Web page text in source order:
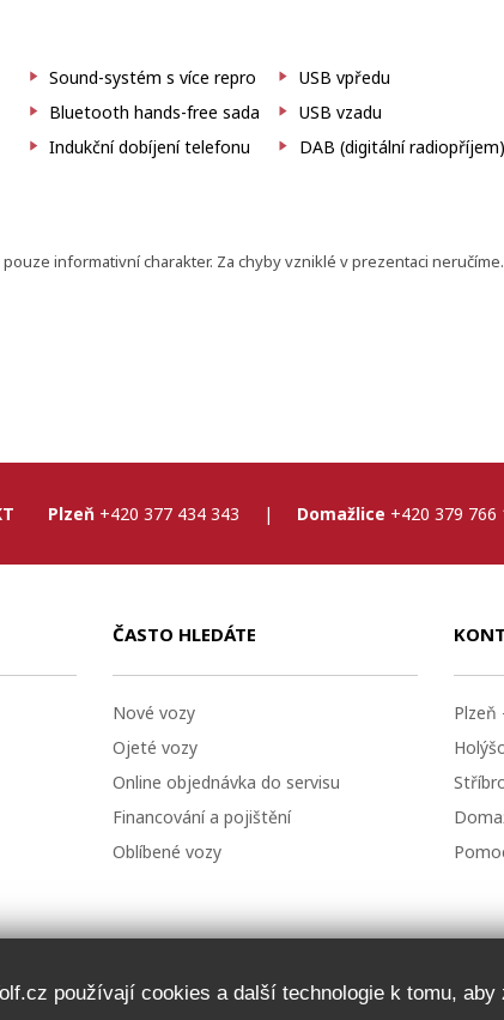
Sound-systém s více repro
Bluetooth hands-free sada
Indukční dobíjení telefonu
USB vpředu
USB vzadu
DAB (digitální radiopříjem)
informativní charakter. Za chyby vzniklé v prezentaci
Plzeň +420 377 434 343 | Domažlice +420 379 766
ČASTO HLEDÁTE
Nové vozy
Ojeté vozy
Online objednávka do servisu
Financování a pojištění
Oblíbené vozy
Plzeň
používají cookies a další technologie k tomu,